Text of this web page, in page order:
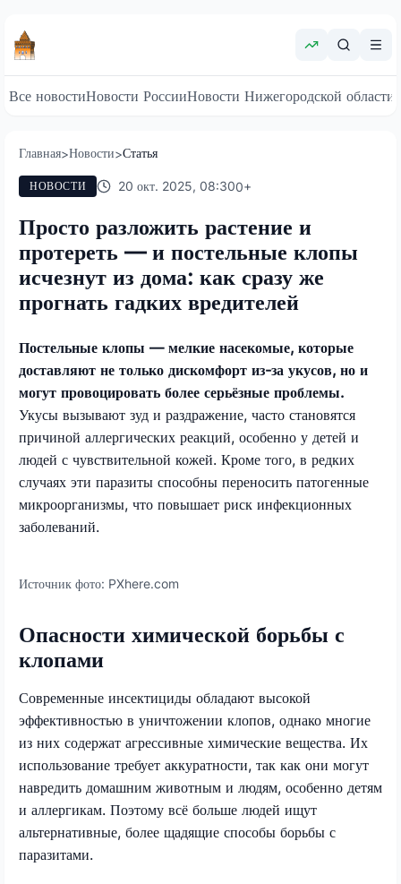
Все новостиНовости РоссииНовости Нижегородской области
Главная>Новости>Статья
НОВОСТИ 20 окт. 2025, 08:300+
Просто разложить растение и
протереть — и постельные клопы
исчезнут из дома: как сразу же
прогнать гадких вредителей
Постельные клопы — мелкие насекомые, которые
доставляют не только дискомфорт из-за укусов, но и
могут провоцировать более серьёзные проблемы.
Укусы вызывают зуд и раздражение, часто становятся
причиной аллергических реакций, особенно у детей и
людей с чувствительной кожей. Кроме того, в редких
случаях эти паразиты способны переносить патогенные
микроорганизмы, что повышает риск инфекционных
заболеваний.
Источник фото: PXhere.com
Опасности химической борьбы с
клопами
Современные инсектициды обладают высокой
эффективностью в уничтожении клопов, однако многие
из них содержат агрессивные химические вещества. Их
использование требует аккуратности, так как они могут
навредить домашним животным и людям, особенно детям
и аллергикам. Поэтому всё больше людей ищут
альтернативные, более щадящие способы борьбы с
паразитами.